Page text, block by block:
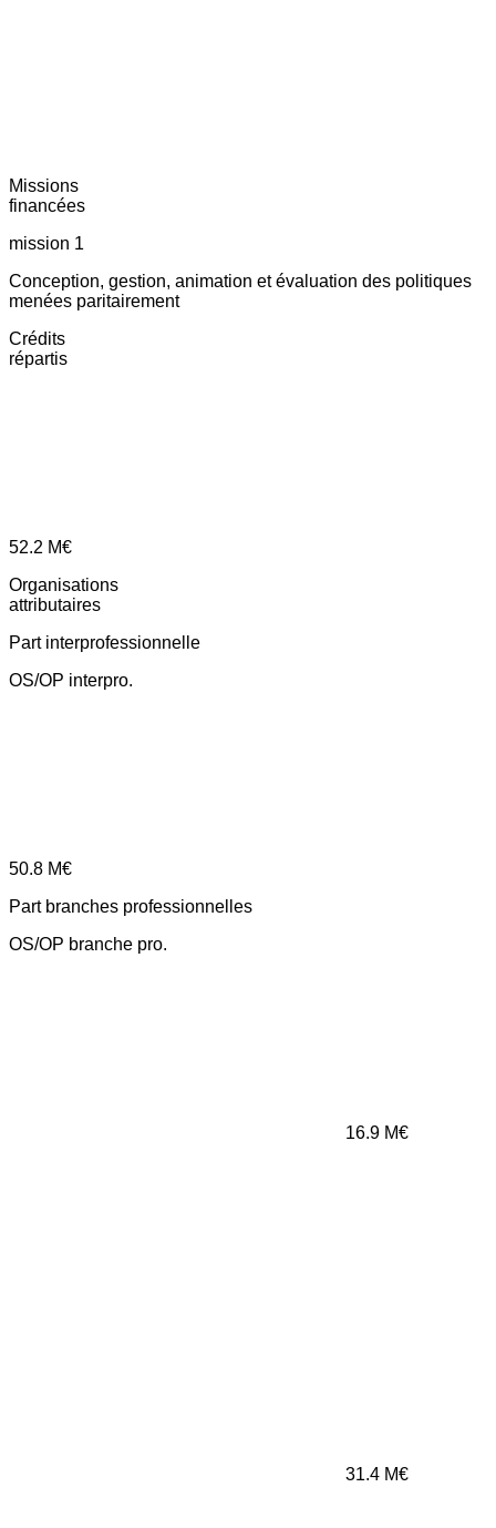
Missions
financées
mission 1
Conception, gestion, animation et évaluation des politiques
menées paritairement
Crédits
répartis
52.2 M€
Organisations
attributaires
Part interprofessionnelle
OS/OP interpro.
50.8 M€
Part branches professionnelles
OS/OP branche pro.
16.9 M€
31.4 M€